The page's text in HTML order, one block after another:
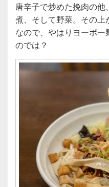
唐辛子で炒めた挽肉の
煮、そして野菜。その上
なので、やはりヨーポ
のでは？